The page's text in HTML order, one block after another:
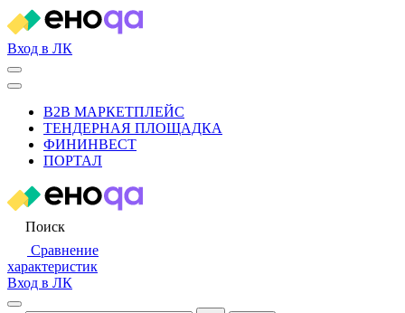
Вход в ЛК
B2B МАРКЕТПЛЕЙС
ТЕНДЕРНАЯ ПЛОЩАДКА
ФИНИНВЕСТ
ПОРТАЛ
Поиск
Сравнение
характеристик
Вход в ЛК